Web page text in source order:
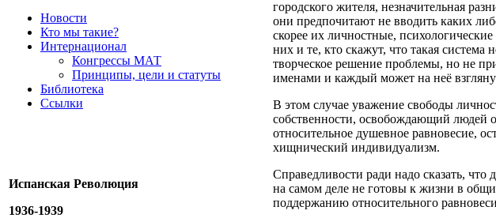
Новости
Кто мы такие?
Интернационал
Конгрессы МАТ
Принципы, цели и статуты
Библиотека
Ссылки
Испанская Революция
1936-1939
городского жителя, незначительная
они предпочитают не вводить каких
скорее их личностные,
них и те, кто скажут, что такая система
творческое решение проблемы, но не
именами и каждый может на неё
В этом случае уважение свободы
собственности, освобождающий людей
относительное душевное равновесие,
хищнический индивидуализм.
Справедливости ради надо сказать,
на самом деле не готовы к жизни в
поддержанию относительного